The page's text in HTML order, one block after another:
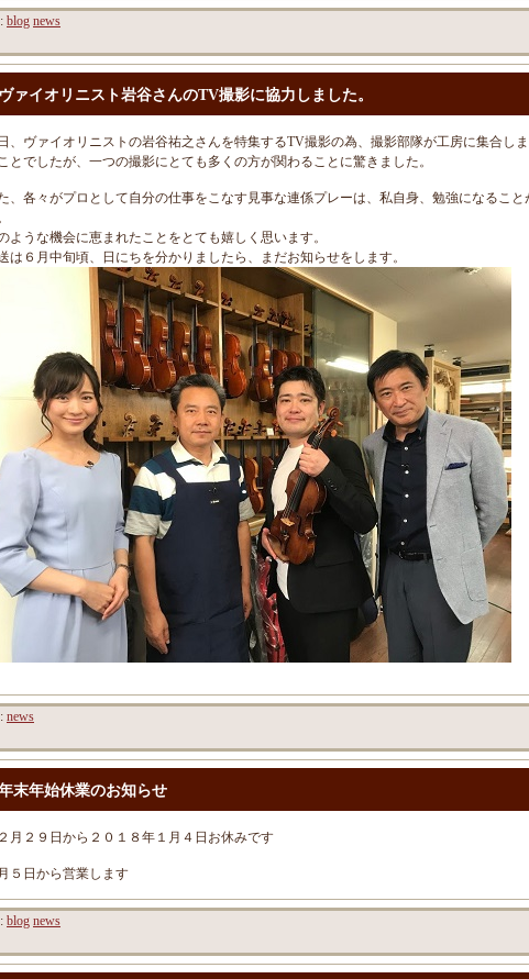
blog news
ァイオリニスト岩谷さんのTV撮影に協力しました。
、ヴァイオリニストの岩谷祐之さんを特集するTV撮影の為、撮影部隊が工房に集合し
とでしたが、一つの撮影にとても多くの方が関わることに驚きました。
、各々がプロとして自分の仕事をこなす見事な連係プレーは、私自身、勉強になるこ
ような機会に恵まれたことをとても嬉しく思います。
は６月中旬頃、日にちを分かりましたら、まだお知らせをします。
news
末年始休業のお知らせ
月２９日から２０１８年１月４日お休みです
５日から営業します
blog news